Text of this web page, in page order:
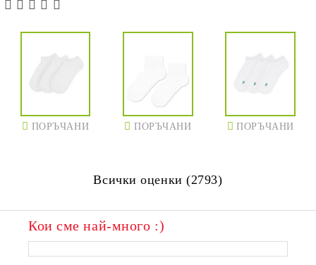
ПОРЪЧАНИ ПОРЪЧАНИ ПОРЪЧАНИ
Всички оценки (2793)
Кои сме най-много :)